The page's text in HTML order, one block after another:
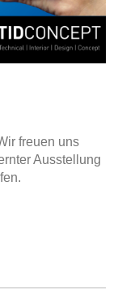
freuen uns
Ausstellung